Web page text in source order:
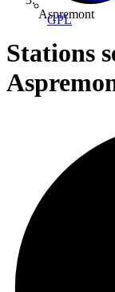
GPL
Aspremont
Stations